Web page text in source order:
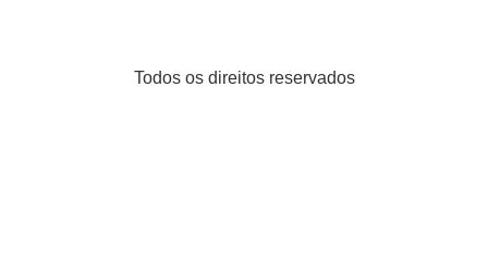
Todos os direitos reservados